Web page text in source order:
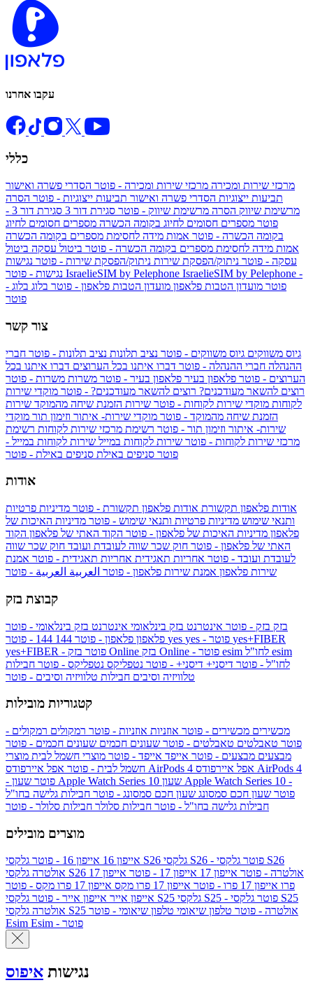
עקבו אחרנו
כללי
מרכזי שירות ומכירה מרכזי שירות ומכירה - פוטר הסדרי פשרה ואישור
תביעות ייצוגיות הסדרי פשרה ואישור תביעות ייצוגיות - פוטר הסרה
מרשימת שיווק הסרה מרשימת שיווק - פוטר סגירת דור 3
סגירת דור 3 -
פוטר מספרים חסומים לחיוג בקומה הכשרה מספרים חסומים לחיוג
בקומה הכשרה - פוטר אמות מידה לחסימת מספרים בקומה הכשרה
אמות מידה לחסימת מספרים בקומה הכשרה - פוטר ביטול עסקה ביטול
עסקה - פוטר ניתוק/הפסקת שירות ניתוק/הפסקת שירות - פוטר נגישות
IsraelieSIM by Pelephone IsraelieSIM by Pelephone -
פוטר מועדון הטבות פלאפון מועדון הטבות פלאפון - פוטר בלוג בלוג -
פוטר
צור קשר
גיוס משווקים גיוס משווקים - פוטר נציב תלונות נציב תלונות - פוטר חברי
ההנהלה חברי ההנהלה - פוטר דברו איתנו בכל הערוצים דברו איתנו בכל
הערוצים - פוטר פלאפון בעיר פלאפון בעיר - פוטר משרות משרות - פוטר
רוצים להשאר מעודכנים? רוצים להשאר מעודכנים? - פוטר מוקדי שירות
לקוחות מוקדי שירות לקוחות - פוטר שירות הזמנת שיחה מהמוקד שירות
הזמנת שיחה מהמוקד - פוטר מוקדי שירות- איתור וזימון תור מוקדי
שירות- איתור וזימון תור - פוטר רשימת מרכזי שירות לקוחות רשימת
מרכזי שירות לקוחות - פוטר שירות לקוחות במייל שירות לקוחות במייל -
פוטר סניפים באילת סניפים באילת - פוטר
אודות
אודות פלאפון תקשורת אודות פלאפון תקשורת - פוטר מדיניות פרטיות
ותנאי שימוש מדיניות פרטיות ותנאי שימוש - פוטר מדיניות האיכות של
פלאפון מדיניות האיכות של פלאפון - פוטר הקוד האתי של פלאפון הקוד
האתי של פלאפון - פוטר חוק שכר שווה לעובדת ועובד חוק שכר שווה
לעובדת ועובד - פוטר אחריות תאגידית אחריות תאגידית - פוטר אמנת
שירות פלאפון אמנת שירות פלאפון - פוטר العربية العربية - פוטר
קבוצת בזק
בזק בזק - פוטר אינטרנט בזק בינלאומי אינטרנט בזק בינלאומי - פוטר
פלאפון פלאפון - פוטר 144 yes
yes+FIBER
yes+FIBER - פוטר בזק Online
esim
לחו"ל - פוטר דיסני+ דיסני+ - פוטר נטפליקס נטפליקס - פוטר חבילות
טלוויזיה וסיבים חבילות טלוויזיה וסיבים - פוטר
קטגוריות מובילות
מכשירים מכשירים - פוטר אוזניות אוזניות - פוטר רמקולים רמקולים -
פוטר טאבלטים טאבלטים - פוטר שעונים חכמים שעונים חכמים - פוטר
מבצעים מבצעים - פוטר אייפד אייפד - פוטר מוצרי חשמל לבית מוצרי
חשמל לבית - פוטר אפל איירפודס AirPods 4 אפל איירפודס AirPods 4
- פוטר שעון Apple Watch Series 10 שעון Apple Watch Series 10 -
פוטר שעון חכם סמסונג שעון חכם סמסונג - פוטר חבילות גלישה בחו"ל
חבילות גלישה בחו"ל - פוטר חבילות סלולר חבילות סלולר - פוטר
מוצרים מובילים
אייפון 16 אייפון 16 - פוטר גלקסי S26 גלקסי S26 - פוטר גלקסי S26
אולטרה
גלקסי S26 אולטרה - פוטר אייפון 17 אייפון 17 - פוטר
אייפון 17
פרו אייפון 17 פרו - פוטר אייפון 17 פרו מקס
אייפון 17 פרו מקס - פוטר
אייפון אייר אייפון אייר - פוטר גלקסי S25 גלקסי S25 - פוטר גלקסי S25
אולטרה
גלקסי S25 אולטרה - פוטר טלפון שיאומי טלפון שיאומי - פוטר
Esim
Esim - פוטר
נגישות איפוס